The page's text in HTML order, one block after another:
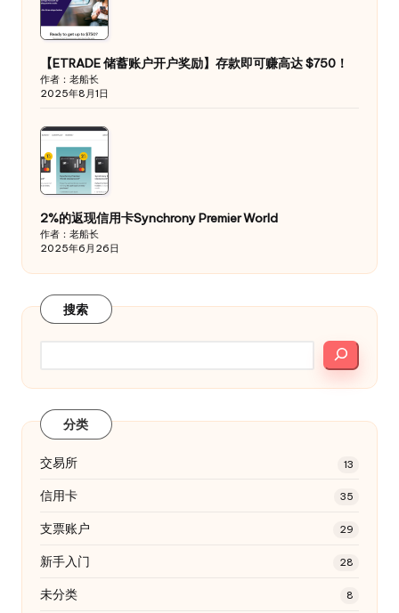
【ETRADE 储蓄账户开户奖励】存款即可赚高达 $750！
作者：老船长
2025年8月1日
2%的返现信用卡Synchrony Premier World
作者：老船长
2025年6月26日
搜索
分类
交易所 13
信用卡 35
支票账户 29
新手入门 28
未分类 8